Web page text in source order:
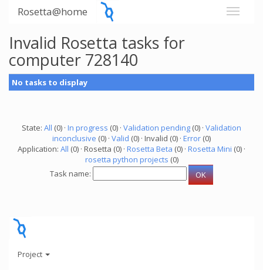
Rosetta@home
Invalid Rosetta tasks for
computer 728140
No tasks to display
State: All (0) · In progress (0) · Validation pending (0) · Validation
inconclusive (0) · Valid (0) · Invalid (0) · Error (0)
Application: All (0) · Rosetta (0) · Rosetta Beta (0) · Rosetta Mini (0) ·
rosetta python projects (0)
Task name:
Project